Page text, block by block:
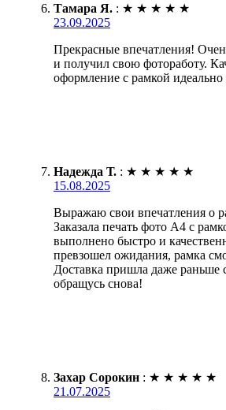
Тамара Я. : ★ ★ ★ ★ ★
23.09.2025
Прекрасные впечатления!
и получил свою фотоработу.
оформление с рамкой
Надежда Т. : ★ ★ ★ ★ ★
15.08.2025
Выражаю свои впечатления о
Заказала печать фото А4 с
выполнено быстро и
превзошел ожидания, рамка
Доставка пришла даже раньше
обращусь снова!
Захар Сорокин : ★ ★ ★ ★ ★
21.07.2025